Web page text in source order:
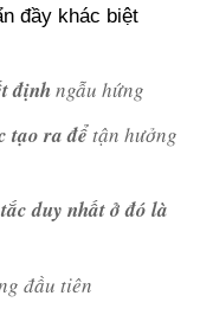
đầy khác biệt
địnhngẫu hứng
tạo ra đểtận hưởng
duy nhất ở đó là
đầu tiên